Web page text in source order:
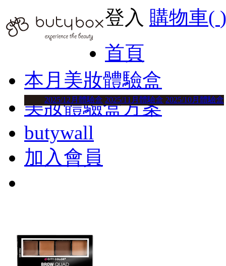
登入 購物車( )
首頁
本月美妝體驗盒
2025/12月體驗盒 2025/11月體驗盒 2025/10月體驗盒
美妝體驗盒方案
butywall
加入會員